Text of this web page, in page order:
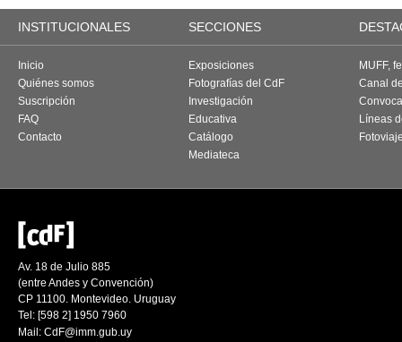
INSTITUCIONALES SECCIONES
Inicio
Quiénes somos
Suscripción
FAQ
Contacto
Exposiciones
Fotografías del CdF
Investigación
Educativa
Catálogo
Mediateca
MUFF,
Canal
Líneas
Av. 18 de Julio 885
(entre Andes y Convención)
CP 11100. Montevideo. Uruguay
Tel: [598 2] 1950 7960
Mail: CdF@imm.gub.uy